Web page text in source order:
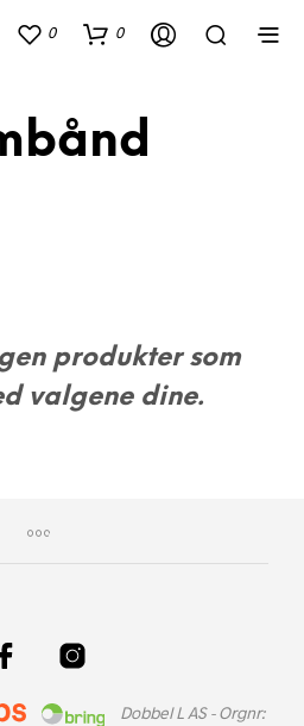
0 0
produkter som
valgene dine.
Dobbel L AS - Orgnr: